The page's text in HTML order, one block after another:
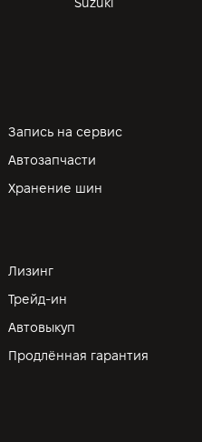
Запись на сервис
Автозапчасти
Хранение шин
Лизинг
Трейд-ин
Автовыкуп
Продлённая гарантия